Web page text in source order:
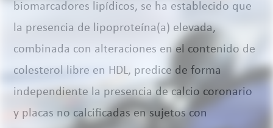
biomarcadores lipídicos, se ha establecido que
la presencia de lipoproteína(a) elevada,
combinada con alteraciones en el contenido de
colesterol libre en HDL, predice de forma
independiente la presencia de calcio coronario
y placas no calcificadas en sujetos con